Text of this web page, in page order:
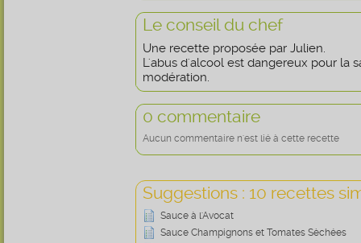
Le conseil du chef
Une recette proposée par Julien.
L'abus d'alcool est dangereux pour la
modération.
0 commentaire
Aucun commentaire n'est lié à cette recette
Suggestions : 10 recettes
Sauce à l'Avocat
Sauce Champignons et Tomates Sèchées